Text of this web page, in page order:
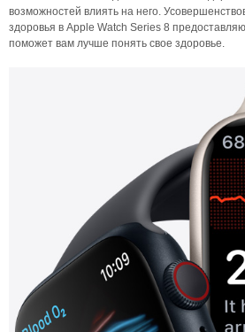
возможностей влиять на него.
здоровья в Apple Watch Series 8
поможет вам лучше понять свое здоровье.